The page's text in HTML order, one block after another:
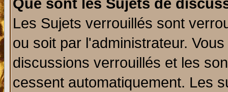
Que sont les Sujets de
Les Sujets verrouillés sont
ou soit par l'administrateur.
discussions verrouillés et les
cessent automatiquement. Les